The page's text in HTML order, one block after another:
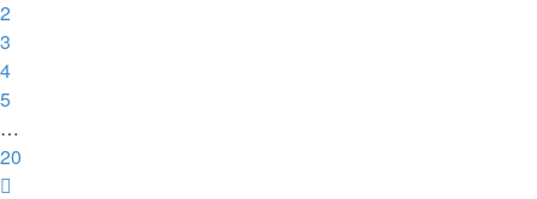
2
3
4
5
…
20